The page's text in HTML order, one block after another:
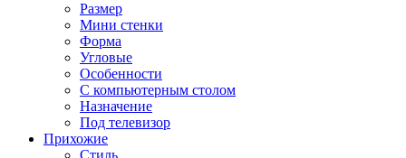
Размер
Мини стенки
Форма
Угловые
Особенности
С компьютерным столом
Назначение
Под телевизор
Прихожие
Стиль